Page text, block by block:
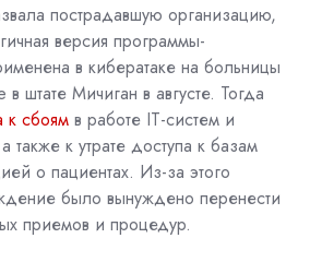
пострадавшую организацию,
версия программы-
в кибератаке на больницы
штате Мичиган в августе. Тогда
к сбоям в работе IT-систем и
также к утрате доступа к базам
о пациентах. Из-за этого
было вынуждено перенести
приемов и процедур.